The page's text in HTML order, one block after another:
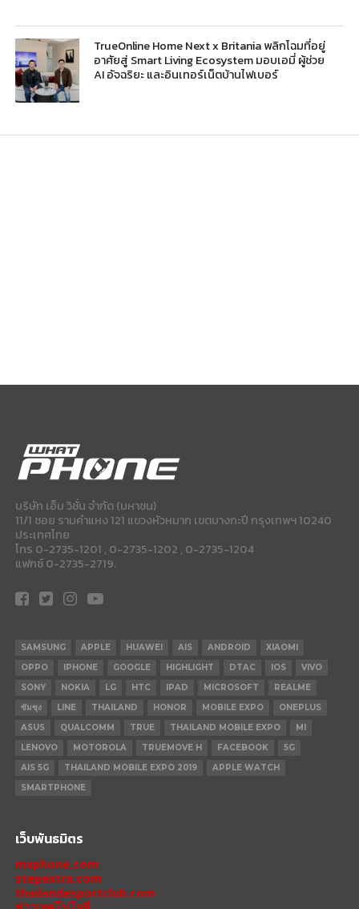
TrueOnline Home Next x Britania พลิกโฉมที่อยู่
อาศัยสู่ Smart Living Ecosystem มอบเอมี่ ผู้ช่วย
AI อัจฉริยะ และอินเทอร์เน็ตบ้านไฟเบอร์
บริษัท เอ็ม วิชั่น จำกัด (มหาชน)
11/1 ซอย รามคำแหง 121 แขวงหัวหมาก เขตบางกะปี กรุงเทพฯ 10240
ประเทศไทย
โทร 0-2735-1201 , 0-2735-1202 , 0-2735-1204
แฟกซ์ 0-2735-2719.
SAMSUNG APPLE HUAWEI AIS ANDROID
XIAOMI
OPPO
IPHONE GOOGLE HIGHLIGHT DTAC IOS
VIVO
SONY
NOKIA LG HTC IPAD MICROSOFT
REALME
ซัมซุง
LINE THAILAND HONOR MOBILE EXPO
ONEPLUS
ASUS
QUALCOMM TRUE THAILAND MOBILE EXPO
MI
LENOVO
MOTOROLA TRUEMOVE H FACEBOOK
5G
AIS 5G
THAILAND MOBILE EXPO 2019
APPLE WATCH
SMARTPHONE
เว็บพันธมิตร
mxphone.com
stepextra.com
thailandesportclub.com